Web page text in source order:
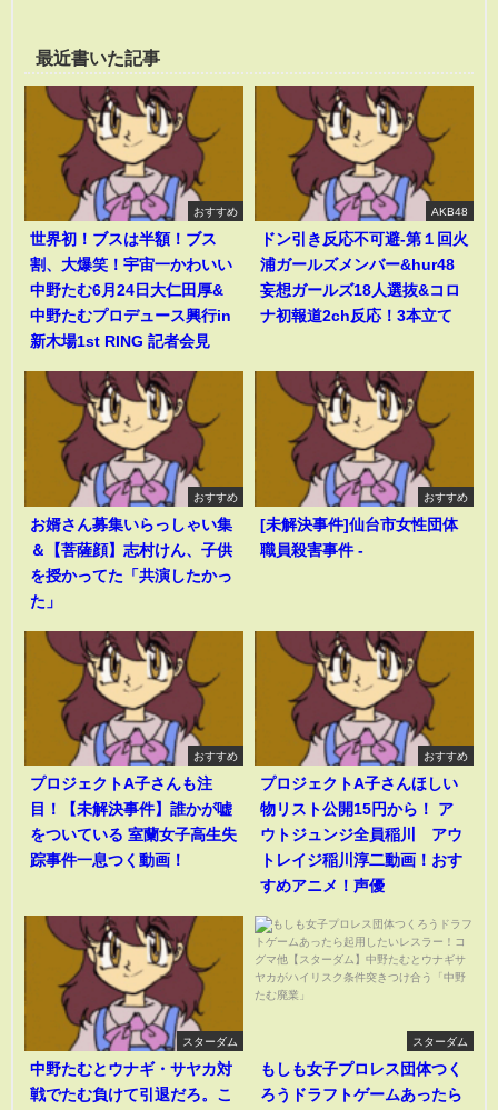
最近書いた記事
おすすめ
世界初！ブスは半額！ブス
割、大爆笑！宇宙一かわいい
中野たむ6月24日大仁田厚&
中野たむプロデュース興行in
新木場1st RING 記者会見
AKB48
ドン引き反応不可避-第１回火
浦ガールズメンバー&hur48
妄想ガールズ18人選抜&コロ
ナ初報道2ch反応！3本立て
おすすめ
お婿さん募集いらっしゃい集
＆【菩薩顔】志村けん、子供
を授かってた「共演したかっ
た」
おすすめ
[未解決事件]仙台市女性団体
職員殺害事件 -
おすすめ
プロジェクトA子さんも注
目！【未解決事件】誰かが嘘
をついている 室蘭女子高生失
踪事件一息つく動画！
おすすめ
プロジェクトA子さんほしい
物リスト公開15円から！ ア
ウトジュンジ全員稲川 アウ
トレイジ稲川淳二動画！おす
すめアニメ！声優
スターダム
中野たむとウナギ・サヤカ対
戦でたむ負けて引退だろ。こ
スターダム
もしも女子プロレス団体つく
ろうドラフトゲームあったら